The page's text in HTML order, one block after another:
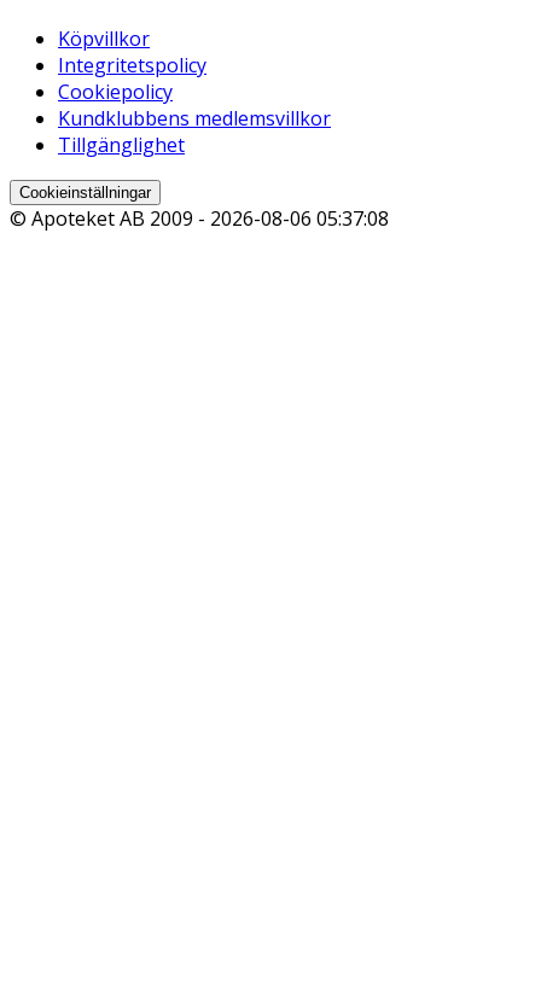
Köpvillkor
Integritetspolicy
Cookiepolicy
Kundklubbens medlemsvillkor
Tillgänglighet
Cookieinställningar
© Apoteket AB 2009 - 2026-08-06 05:37:08